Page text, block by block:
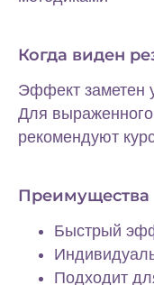
Когда виден
Эффект заметен
Для выраженного
рекомендуют
Преимущества
Быстрый
Подходит